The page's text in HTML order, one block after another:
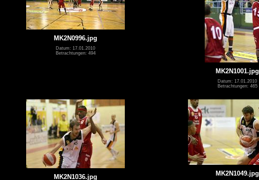
MK2N0996.jpg
Datum: 17.01.2010
Betrachtungen: 494
MK2N1001.jpg
Datum: 17.01.2010
Betrachtungen: 465
MK2N1036.jpg MK2N1049.jpg